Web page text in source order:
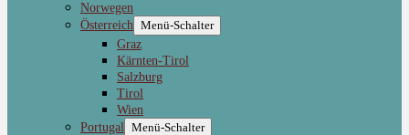
Norwegen
Österreich Menü-Schalter
Graz
Kärnten-Tirol
Salzburg
Tirol
Wien
Portugal Menü-Schalter